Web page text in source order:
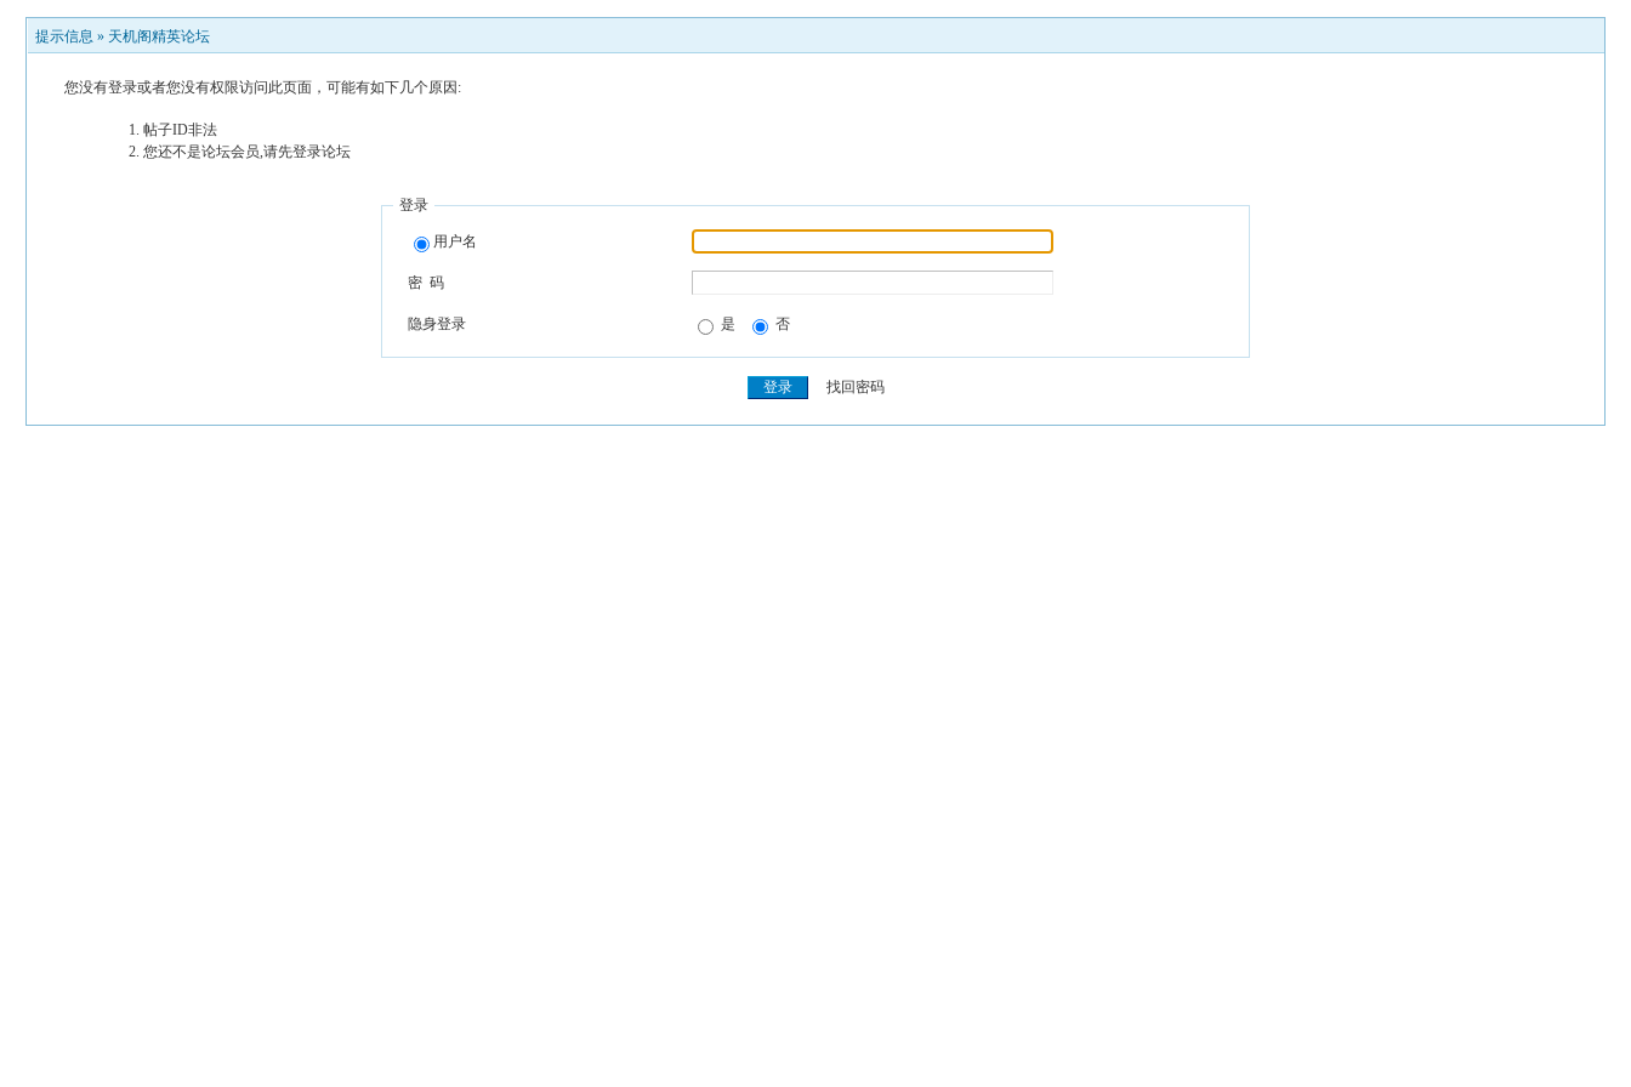
提示信息 » 天机阁精英论坛
您没有登录或者您没有权限访问此页面，可能有如下几个原因:
帖子ID非法
您还不是论坛会员,请先登录论坛
登录
用户名
密 码
隐身登录 是 否
找回密码